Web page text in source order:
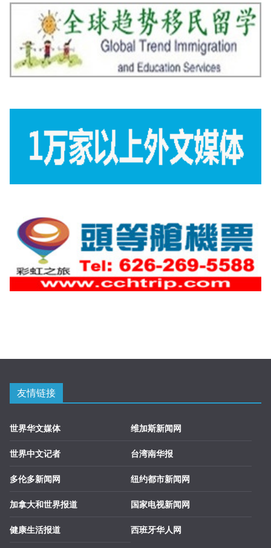
友情链接
世界华文媒体
世界中文记者
多伦多新闻网
加拿大和世界报道
健康生活报道
维加斯新闻网
台湾南华报
纽约都市新闻网
国家电视新闻网
西班牙华人网